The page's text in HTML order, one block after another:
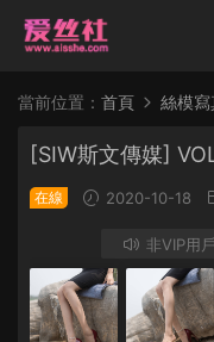
當前位置： 首頁 絲模寫
[SIW斯文傳媒]
在線 2020-10-18
非VIP用